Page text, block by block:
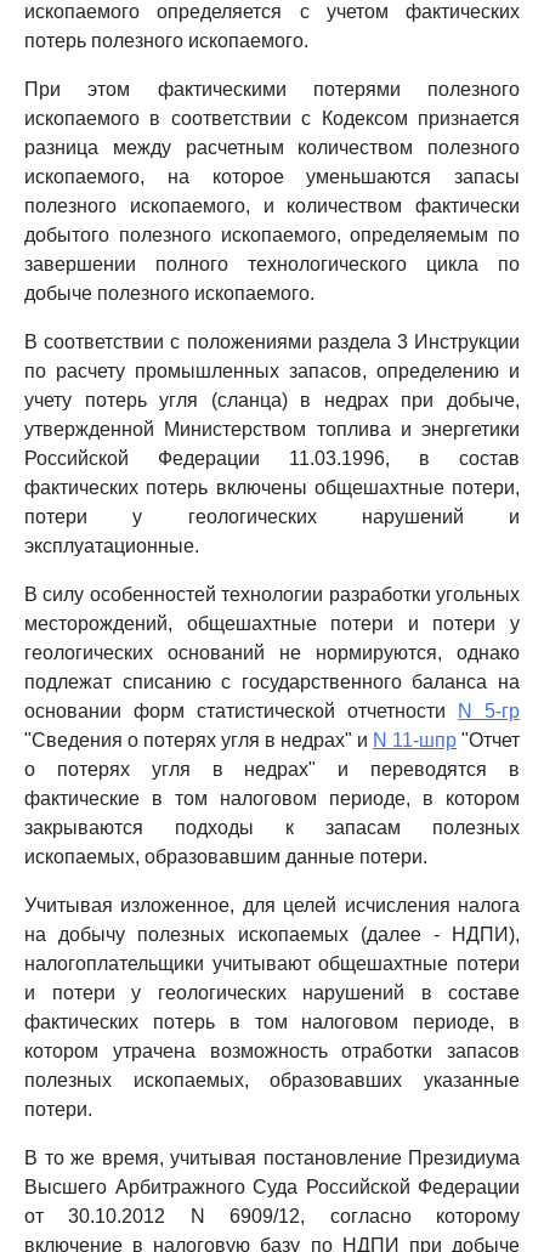
ископаемого определяется с учетом фактических
потерь полезного ископаемого.
При этом фактическими потерями полезного
ископаемого в соответствии с Кодексом признается
разница между расчетным количеством полезного
ископаемого, на которое уменьшаются запасы
полезного ископаемого, и количеством фактически
добытого полезного ископаемого, определяемым по
завершении полного технологического цикла по
добыче полезного ископаемого.
В соответствии с положениями раздела 3 Инструкции
по расчету промышленных запасов, определению и
учету потерь угля (сланца) в недрах при добыче,
утвержденной Министерством топлива и энергетики
Российской Федерации 11.03.1996, в состав
фактических потерь включены общешахтные потери,
потери у геологических нарушений и
эксплуатационные.
В силу особенностей технологии разработки угольных
месторождений, общешахтные потери и потери у
геологических оснований не нормируются, однако
подлежат списанию с государственного баланса на
основании форм статистической отчетности
N 5-гр
"Сведения о потерях угля в недрах" и N 11-шпр "Отчет
о потерях угля в недрах" и переводятся в
фактические в том налоговом периоде, в котором
закрываются подходы к запасам полезных
ископаемых, образовавшим данные потери.
Учитывая изложенное, для целей исчисления налога
на добычу полезных ископаемых (далее - НДПИ),
налогоплательщики учитывают общешахтные потери
и потери у геологических нарушений в составе
фактических потерь в том налоговом периоде, в
котором утрачена возможность отработки запасов
полезных ископаемых, образовавших указанные
потери.
В то же время, учитывая постановление Президиума
Высшего Арбитражного Суда Российской Федерации
от 30.10.2012 N 6909/12, согласно которому
включение в налоговую базу по НДПИ при добыче